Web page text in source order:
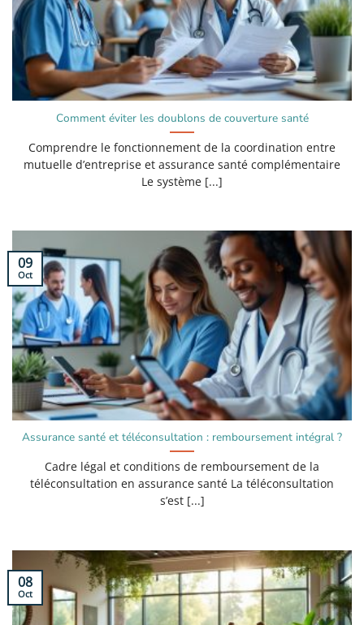
Comment éviter les doublons de couverture santé
Comprendre le fonctionnement de la coordination entre
mutuelle d’entreprise et assurance santé complémentaire
Le système [...]
Assurance santé et téléconsultation : remboursement intégral ?
Cadre légal et conditions de remboursement de la
téléconsultation en assurance santé La téléconsultation
s’est [...]
09
Oct
08
Oct